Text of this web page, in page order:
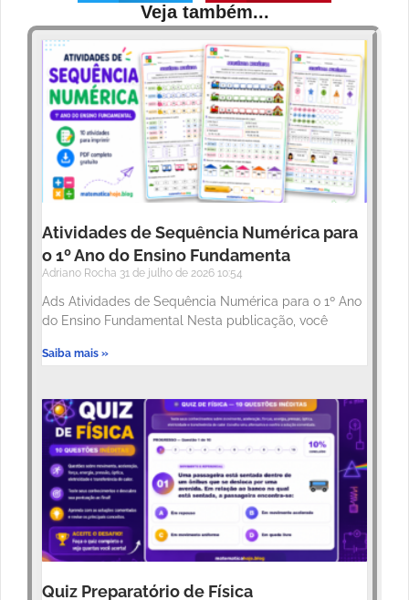
Veja também...
Atividades de Sequência Numérica para
o 1º Ano do Ensino Fundamenta
Adriano Rocha 31 de julho de 2026 10:54
Ads Atividades de Sequência Numérica para o 1º Ano
do Ensino Fundamental Nesta publicação, você
Saiba mais »
Quiz Preparatório de Física